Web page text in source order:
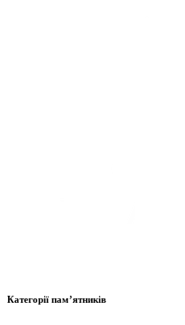
Категорії пам’ятників